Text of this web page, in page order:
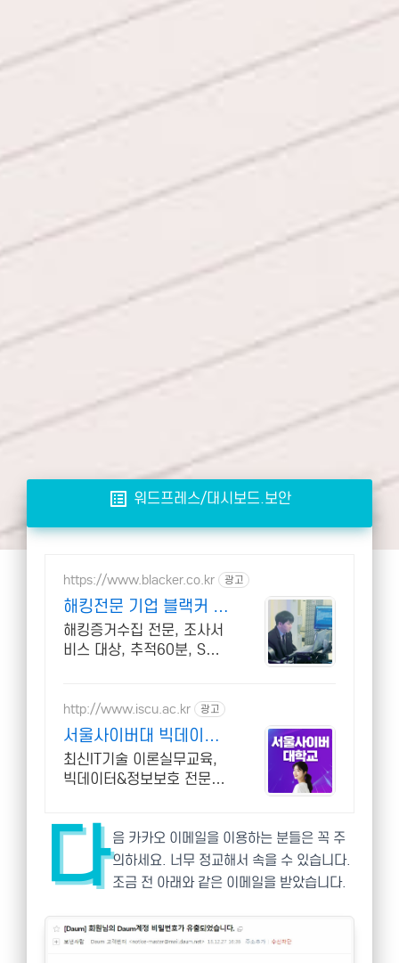
list_alt 워드프레스/대시보드.보안
https://www.blacker.co.kr 광고
해킹전문 기업 블랙커 해
킹검사 스파이앱 탐지 전
문
해킹증거수집 전문, 조사서
비스 대상, 추적60분, SBS
http://www.iscu.ac.kr 광고
서울사이버대 빅데이터
정보보호 2026 가을학
기 신편입생
최신IT기술 이론실무교육,
빅데이터&정보보호 전문가
위 장학금 지급 1위, 학사
석사 박사 온라인복수학위
다 음 카카오 이메일을 이용하는 분들은 꼭 주
의하세요. 너무 정교해서 속을 수 있습니다.
조금 전 아래와 같은 이메일을 받았습니다.